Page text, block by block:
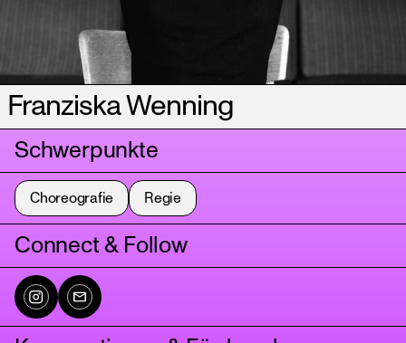
Franziska Wenning
Schwerpunkte
Choreografie Regie
Connect & Follow